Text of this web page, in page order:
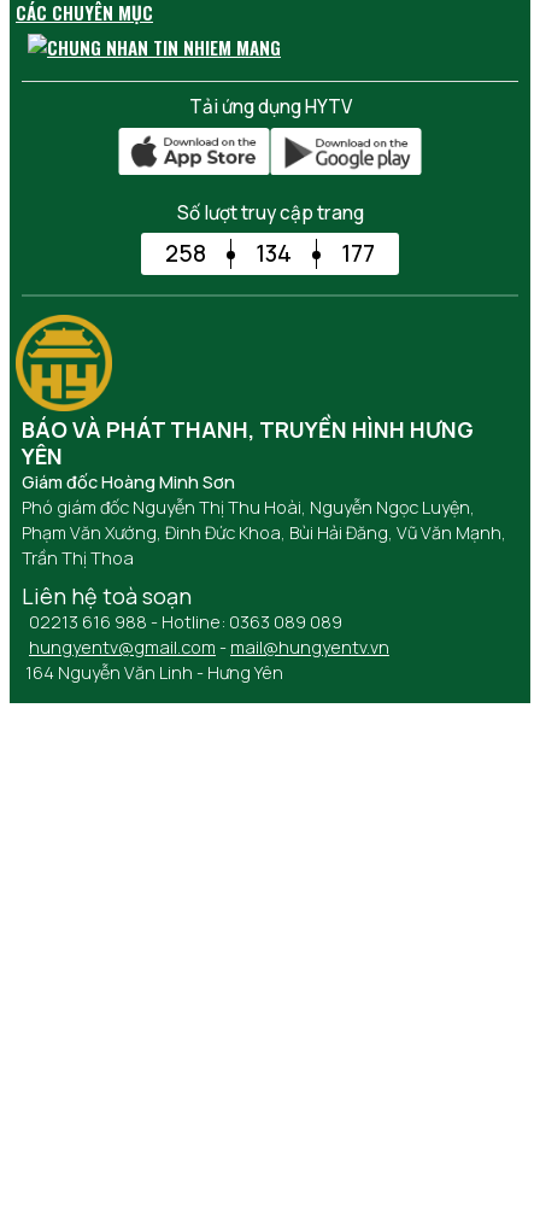
CÁC CHUYÊN MỤC
Tải ứng dụng HYTV
Số lượt truy cập trang
258 134 177
BÁO VÀ PHÁT THANH, TRUYỀN HÌNH HƯNG
YÊN
Giám đốc Hoàng Minh Sơn
Phó giám đốc Nguyễn Thị Thu Hoài, Nguyễn Ngọc Luyện,
Phạm Văn Xướng, Đinh Đức Khoa, Bùi Hải Đăng, Vũ Văn Mạnh,
Trần Thị Thoa
Liên hệ toà soạn
02213 616 988 - Hotline: 0363 089 089
hungyentv@gmail.com - mail@hungyentv.vn
164 Nguyễn Văn Linh - Hưng Yên